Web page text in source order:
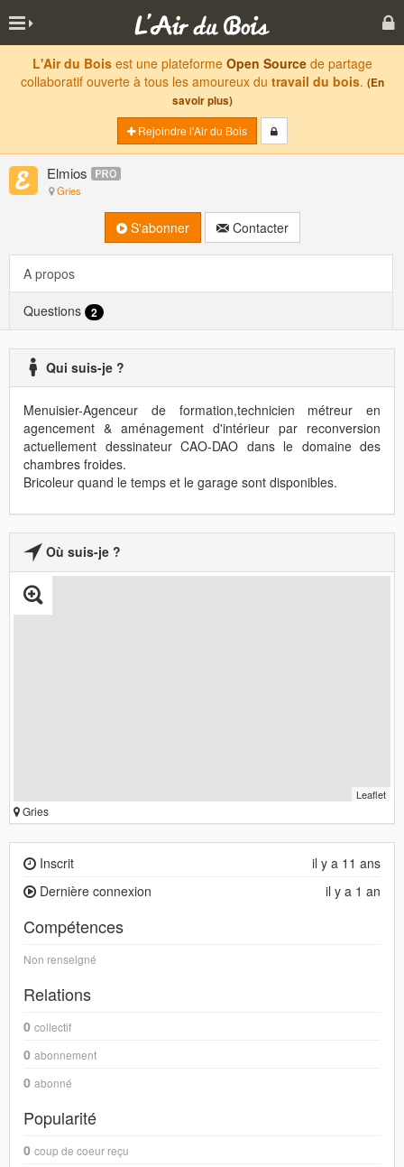
L'Air du Boisest une plateforme Open Sourcede partage
collaboratif ouverte à tous les amoureux du travail du bois. (En
savoir plus)
Rejoindre l'Air du Bois
Elmios
Gries
S'abonner Contacter
A propos
Questions 2
Qui suis-je ?
Menuisier-Agenceur de formation,technicien métreur en
agencement & aménagement d'intérieur par reconversion
actuellement dessinateur CAO-DAO dans le domaine des
chambres froides.
Bricoleur quand le temps et le garage sont disponibles.
Où suis-je ?
Leaflet
Gries
il y a 11 ans
Inscrit
il y a 1 an
Dernière connexion
Compétences
Non renseigné
Relations
0 collectif
0 abonnement
0 abonné
Popularité
0 coup de coeur reçu